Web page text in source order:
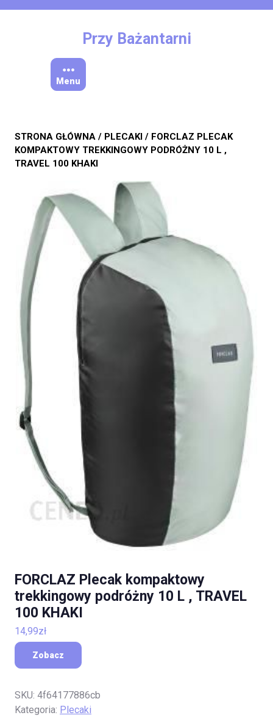
Przy Bażantarni
Menu
STRONA GŁÓWNA / PLECAKI / FORCLAZ PLECAK
KOMPAKTOWY TREKKINGOWY PODRÓŻNY 10 L ,
TRAVEL 100 KHAKI
FORCLAZ Plecak kompaktowy
trekkingowy podróżny 10 L , TRAVEL
100 KHAKI
14,99zł
Zobacz
SKU: 4f64177886cb
Kategoria: Plecaki